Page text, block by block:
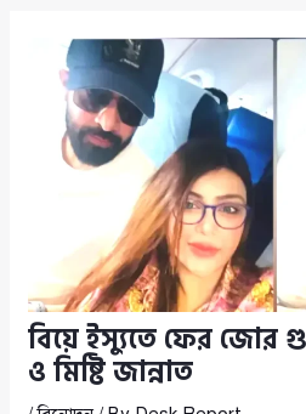
বিয়ে ইস্যুতে ফের জোর
ও মিষ্টি জান্নাত